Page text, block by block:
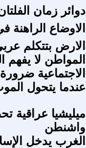
دوائر زمان
الاوضاع
الارض بتتكلم
المواطن لا يفهم
الاجتماعية ضرورة
عندما يتحول
ميليشيا
واشنطن
الغرب يدخل